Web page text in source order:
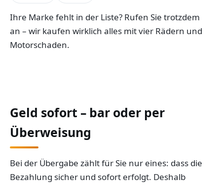
Ihre Marke fehlt in der Liste? Rufen Sie trotzdem
an – wir kaufen wirklich alles mit vier Rädern und
Motorschaden.
Geld sofort – bar oder per
Überweisung
Bei der Übergabe zählt für Sie nur eines: dass die
Bezahlung sicher und sofort erfolgt. Deshalb